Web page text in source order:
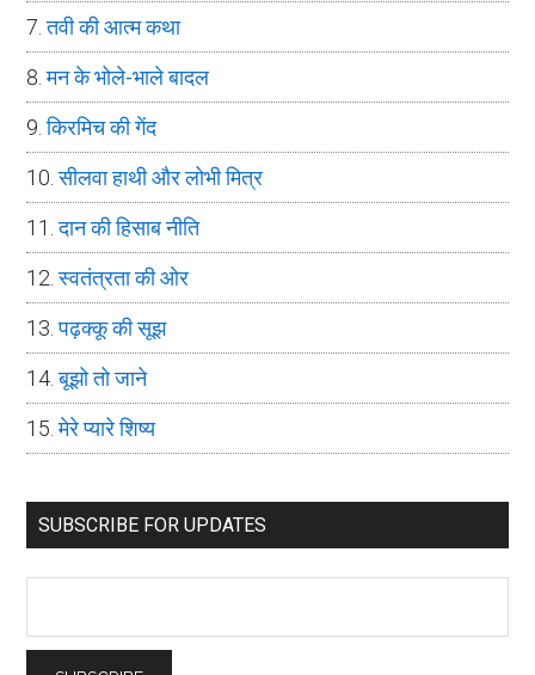
तवी की आत्म कथा
मन के भोले-भाले बादल
किरमिच की गेंद
सीलवा हाथी और लोभी मित्र
दान की हिसाब नीति
स्वतंत्रता की ओर
पढ़क्कू की सूझ
बूझो तो जाने
मेरे प्यारे शिष्य
SUBSCRIBE FOR UPDATES